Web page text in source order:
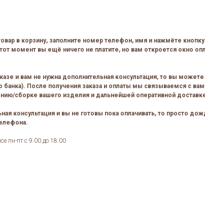
в корзину, заполните номер телефон, имя и нажмёте
момент вы ещё ничего не платите, но вам откроется окно
и вам не нужна дополнительная консультация, то вы можете
банка). После получения заказа и оплаты мы связываемся с
сборке вашего изделия и дальнейшей оперативной
консультация и вы не готовы пока оплачивать, то просто
пн-пт с 9.00 до 18.00